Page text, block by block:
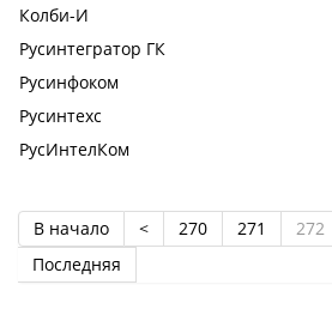
Колби-И
Русинтегратор ГК
Русинфоком
Русинтехс
РусИнтелКом
В начало < 270 271 272
Последняя